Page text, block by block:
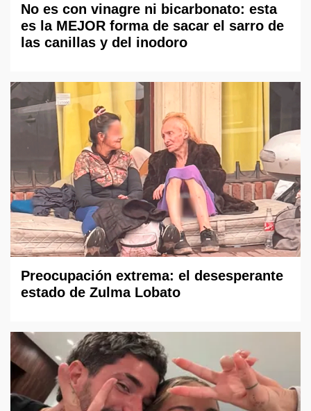
No es con vinagre ni bicarbonato: esta
es la MEJOR forma de sacar el sarro de
las canillas y del inodoro
Preocupación extrema: el desesperante
estado de Zulma Lobato